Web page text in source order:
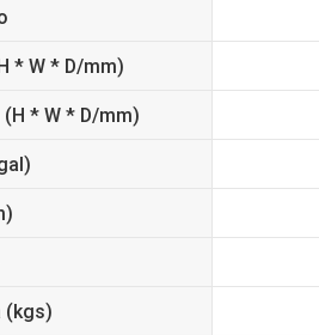
* W * D/mm)
* W * D/mm)
(kgs)